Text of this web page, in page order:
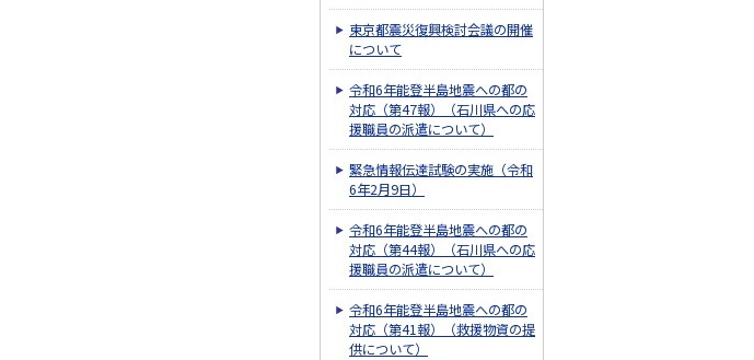
東京都震災復興検討会議の開催
について
令和6年能登半島地震への都の
対応（第47報）（石川県への応
援職員の派遣について）
緊急情報伝達試験の実施（令和
6年2月9日）
令和6年能登半島地震への都の
対応（第44報）（石川県への応
援職員の派遣について）
令和6年能登半島地震への都の
対応（第41報）（救援物資の提
供について）